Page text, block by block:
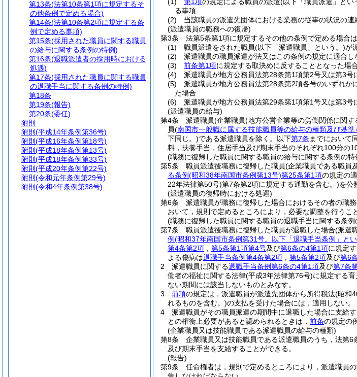
る事項
(2)
当該職員の派遣先団体における業務の従事の状況の連
(派遣職員の職務への復帰)
第3条
法第5条第1項に規定するその他の条例で定める場合
(1)
職員派遣をされた職員(以下「派遣職員」という。)が
(2)
派遣職員の職員派遣が法又はこの条例の規定に適合し
(3)
前条第1項に規定する取決めに反することとなった場
(4)
派遣職員が地方公務員法第28条第1項第2号又は第3号
(5)
派遣職員が地方公務員法第28条第2項各号のいずれ
た場合
(6)
派遣職員が地方公務員法第29条第1項第1号又は第3号
(派遣職員の給与)
第4条
派遣職員(企業職員(地方公営企業等の労働関係に関す
員(南国市一般職に属する技能職員等の給与の種類及び基準
下同じ。)である派遣職員を除く。以下第7条 までにおいて
料，扶養手当，住居手当及び期末手当のそれぞれ100分の
(職務に復帰した職員に関する職員の給与に関する条例の特
第5条
職員派遣後職務に復帰した職員(企業職員である職員
る条例(昭和38年南国市条例第13号)第25条第1項の規定の
22年法律第50号)第7条第2項に規定する通勤を含む。)を公
(派遣職員の復帰時における処遇)
第6条
派遣職員が職務に復帰した場合におけるその者の職
おいて，規則で定めるところにより，必要な調整を行うこ
(職務に復帰した職員に関する職員の退職手当に関する条例
第7条
職員派遣後職務に復帰した職員が退職した場合(派遣
例(昭和37年南国市条例第31号。以下「退職手当条例」と
第4条第2項 ， 第5条第1項第4号及び第6条の4第1項に規定
よる傷病は退職手当条例第4条第2項 ， 第5条第2項及び第6
2
派遣職員に関する退職手当条例第6条の4第1項及び第7条
働者の福祉に関する法律(平成3年法律第76号)に規定する
ない期間には該当しないものとみなす。
3
前項の規定は，派遣職員が派遣先団体から所得税法(昭和
れるものを含む。)の支払を受けた場合には，適用しない。
4
派遣職員がその職員派遣の期間中に退職した場合に支給
との権衡上必要があると認められるときは， 前条の規定の
(企業職員又は技能職員である派遣職員の給与の種類)
第8条
企業職員又は技能職員である派遣職員のうち，法第
及び期末手当を支給することができる。
(報告)
第9条
任命権者は，規則で定めるところにより，派遣職員
第13条(法第10条第1項に規定するそ
の他条例で定める場合)
第14条(法第10条第2項に規定する条
例で定める事項)
第15条(採用された職員に関する職員
の給与に関する条例の特例)
第16条(退職派遣者の採用時における
処遇)
第17条(採用された職員に関する職員
の退職手当に関する条例の特例)
第18条
第19条(報告)
第20条(委任)
附則
附則 (平成14年条例第36号)
附則 (平成16年条例第18号)
附則 (平成18年条例第13号)
附則 (平成18年条例第33号)
附則 (平成20年条例第22号)
附則 (令和元年条例第29号)
附則 (令和4年条例第38号)